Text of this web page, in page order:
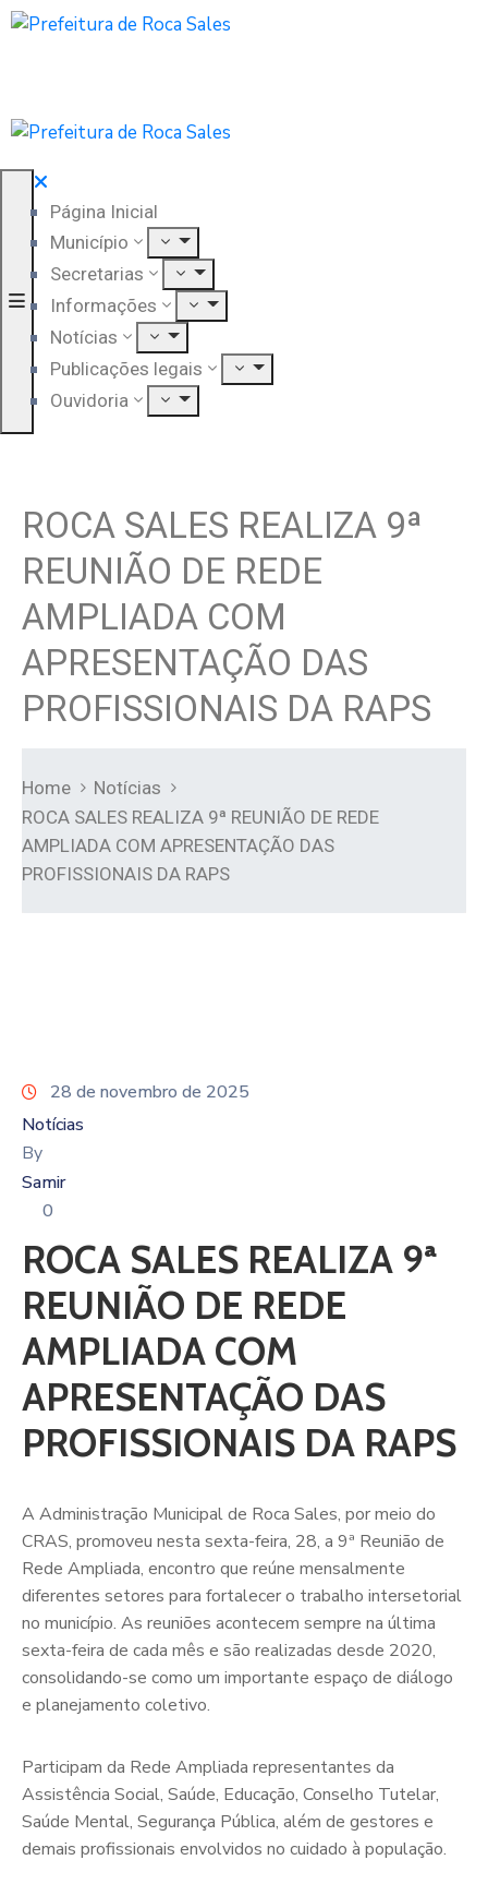
Página Inicial
Município
Secretarias
Informações
Notícias
Publicações legais
Ouvidoria
ROCA SALES REALIZA 9ª
REUNIÃO DE REDE
AMPLIADA COM
APRESENTAÇÃO DAS
PROFISSIONAIS DA RAPS
Home
Notícias
ROCA SALES REALIZA 9ª REUNIÃO DE REDE
AMPLIADA COM APRESENTAÇÃO DAS
PROFISSIONAIS DA RAPS
28 de novembro de 2025
Notícias
By
Samir
0
ROCA SALES REALIZA 9ª
REUNIÃO DE REDE
AMPLIADA COM
APRESENTAÇÃO DAS
PROFISSIONAIS DA RAPS
A Administração Municipal de Roca Sales, por meio do
CRAS, promoveu nesta sexta-feira, 28, a 9ª Reunião de
Rede Ampliada, encontro que reúne mensalmente
diferentes setores para fortalecer o trabalho intersetorial
no município. As reuniões acontecem sempre na última
sexta-feira de cada mês e são realizadas desde 2020,
consolidando-se como um importante espaço de diálogo
e planejamento coletivo.
Participam da Rede Ampliada representantes da
Assistência Social, Saúde, Educação, Conselho Tutelar,
Saúde Mental, Segurança Pública, além de gestores e
demais profissionais envolvidos no cuidado à população.